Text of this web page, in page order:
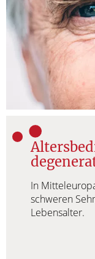
In
schweren
Lebensalter.